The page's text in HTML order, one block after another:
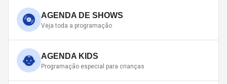
AGENDA DE SHOWS
Veja toda a programação
AGENDA KIDS
Programação especial para crianças